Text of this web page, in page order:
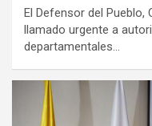
El Defensor del Pueblo,
llamado urgente a
departamentales…